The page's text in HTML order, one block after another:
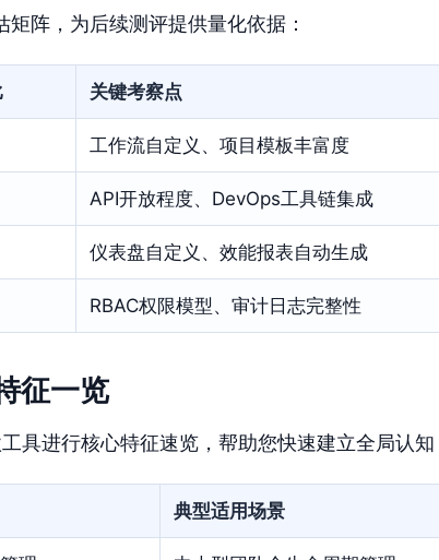
阵，为后续测评提供量化依据：
关键考察点
工作流自定义、项目模板丰富度
API开放程度、DevOps工具链集成
仪表盘自定义、效能报表自动生成
RBAC权限模型、审计日志完整性
征一览
具进行核心特征速览，帮助您快速建立全局认知
典型适用场景